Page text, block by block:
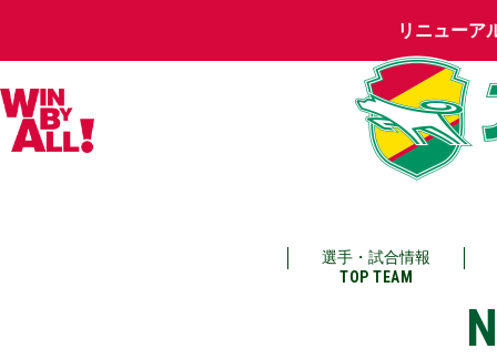
リニューア
選手・試合情報
TOP TEAM